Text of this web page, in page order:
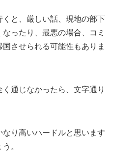
と、厳しい話、現地の部下
ったり、最悪の場合、コミ
させられる可能性もありま
通じなかったら、文字通り
り高いハードルと思います
。